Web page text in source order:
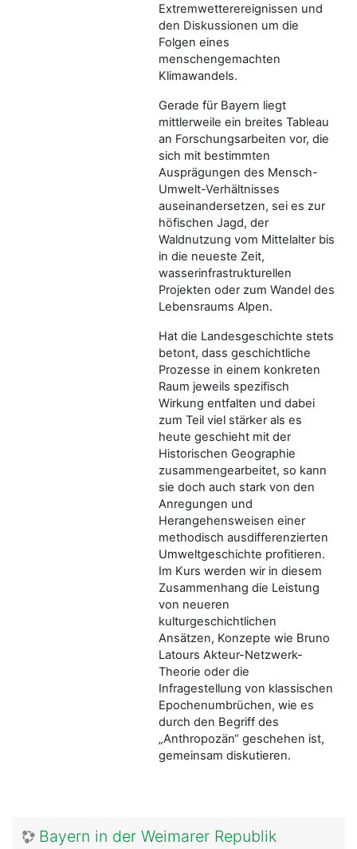
Extremwetterereignissen und
den Diskussionen um die
Folgen eines
menschengemachten
Klimawandels.
Gerade für Bayern liegt
mittlerweile ein breites Tableau
an Forschungsarbeiten vor, die
sich mit bestimmten
Ausprägungen des Mensch-
Umwelt-Verhältnisses
auseinandersetzen, sei es zur
höfischen Jagd, der
Waldnutzung vom Mittelalter bis
in die neueste Zeit,
wasserinfrastrukturellen
Projekten oder zum Wandel des
Lebensraums Alpen.
Hat die Landesgeschichte stets
betont, dass geschichtliche
Prozesse in einem konkreten
Raum jeweils spezifisch
Wirkung entfalten und dabei
zum Teil viel stärker als es
heute geschieht mit der
Historischen Geographie
zusammengearbeitet, so kann
sie doch auch stark von den
Anregungen und
Herangehensweisen einer
methodisch ausdifferenzierten
Umweltgeschichte profitieren.
Im Kurs werden wir in diesem
Zusammenhang die Leistung
von neueren
kulturgeschichtlichen
Ansätzen, Konzepte wie Bruno
Latours Akteur-Netzwerk-
Theorie oder die
Infragestellung von klassischen
Epochenumbrüchen, wie es
durch den Begriff des
„Anthropozän“ geschehen ist,
gemeinsam diskutieren.
Bayern in der Weimarer Republik